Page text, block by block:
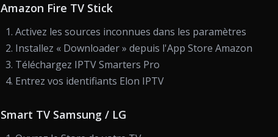
Amazon Fire TV Stick
Activez les sources inconnues dans les paramètres
Installez « Downloader » depuis l'App Store Amazon
Téléchargez IPTV Smarters Pro
Entrez vos identifiants Elon IPTV
Smart TV Samsung / LG